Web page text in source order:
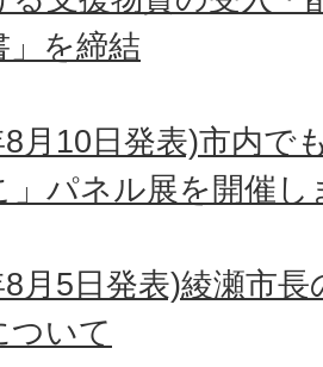
」を締結
月10日発表)市内で
」パネル展を開催し
月5日発表)綾瀬市
ついて